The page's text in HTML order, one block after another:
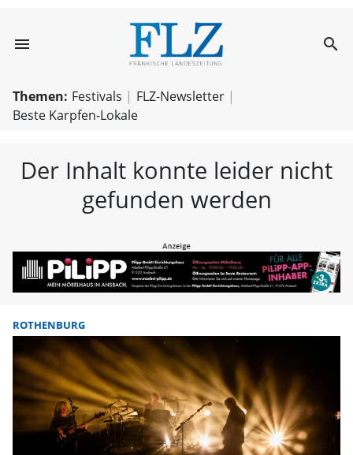
menu FLZ – search
Themen: Festivals
FLZ-Newsletter
Beste Karpfen-Lokale
Der Inhalt konnte leider nicht
gefunden werden
ROTHENBURG